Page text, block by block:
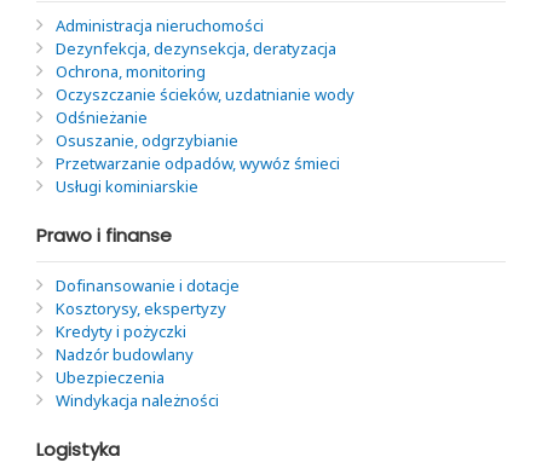
Administracja nieruchomości
Dezynfekcja, dezynsekcja, deratyzacja
Ochrona, monitoring
Oczyszczanie ścieków, uzdatnianie wody
Odśnieżanie
Osuszanie, odgrzybianie
Przetwarzanie odpadów, wywóz śmieci
Usługi kominiarskie
Prawo i finanse
Dofinansowanie i dotacje
Kosztorysy, ekspertyzy
Kredyty i pożyczki
Nadzór budowlany
Ubezpieczenia
Windykacja należności
Logistyka